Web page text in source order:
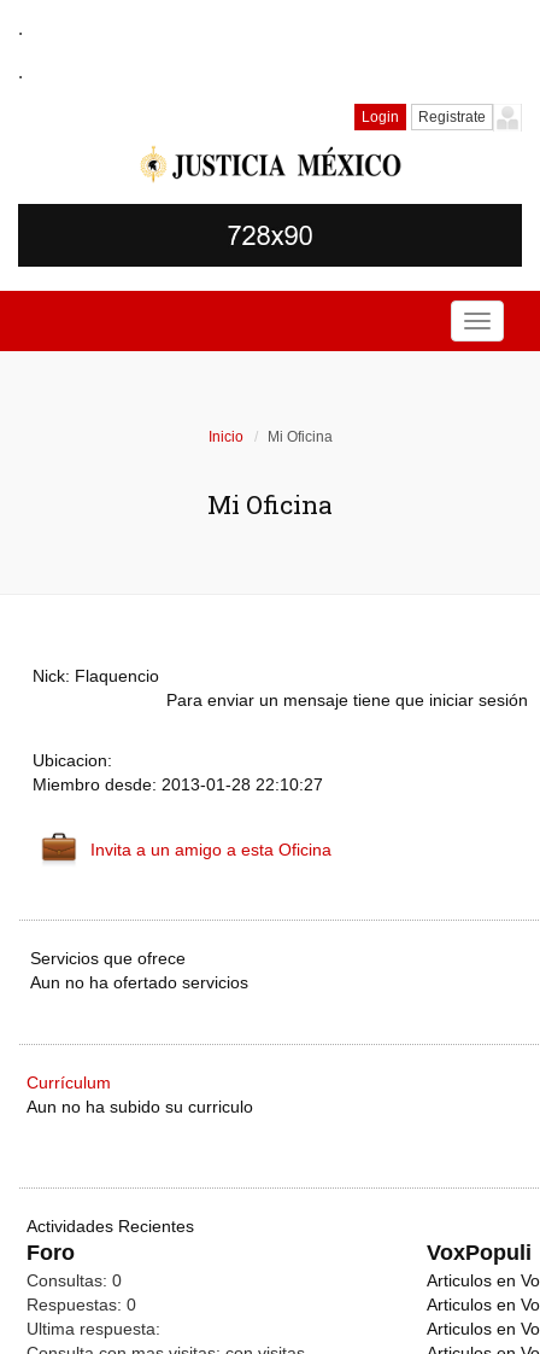
.
.
Login Registrate
Toggle
Inicio Mi Oficina
Mi Oficina
Nick: Flaquencio
Para enviar un mensaje tiene que iniciar sesión
Ubicacion:
Miembro desde: 2013-01-28 22:10:27
Invita a un amigo a esta Oficina
Servicios que ofrece
Aun no ha ofertado servicios
Currículum
Aun no ha subido su curriculo
Actividades Recientes
Foro VoxPopuli
Consultas: 0
Respuestas: 0
Ultima respuesta:
Articulos en
Articulos en
Articulos en